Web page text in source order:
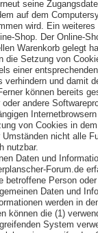
seine
auf dem
wird. Ein
Shop. Der Online-
Warenkorb gelegt
die Setzung von
einer
verhindern und damit
können bereits
andere
von Cookies in
Umständen nicht alle
nutzbar.
Daten und
Forum.de
betroffene Person
Daten und
werden in
können die (1)
System